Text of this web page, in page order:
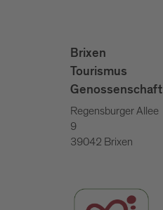
Brixen
Tourismus
Genossenschaft
Regensburger Allee
9
39042 Brixen